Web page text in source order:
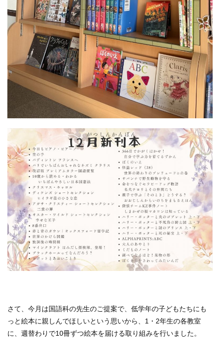
さて、今月は国語科の先生のご提案で、低学年の子どもたちにも
っと絵本に親しんでほしいという思いから、1・2年生の各教室
に、週替わりで10冊ずつ絵本を届ける取り組みを行いました。